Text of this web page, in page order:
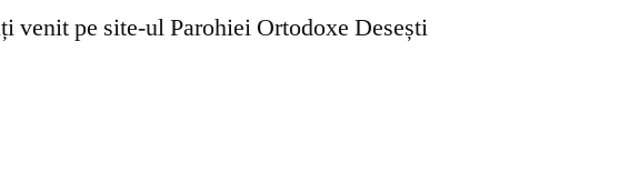
venit pe site-ul Parohiei Ortodoxe Desești